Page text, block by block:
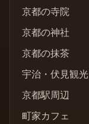
京都の寺院
京都の神社
京都の抹茶
宇治・伏見観光
京都駅周辺
町家カフェ